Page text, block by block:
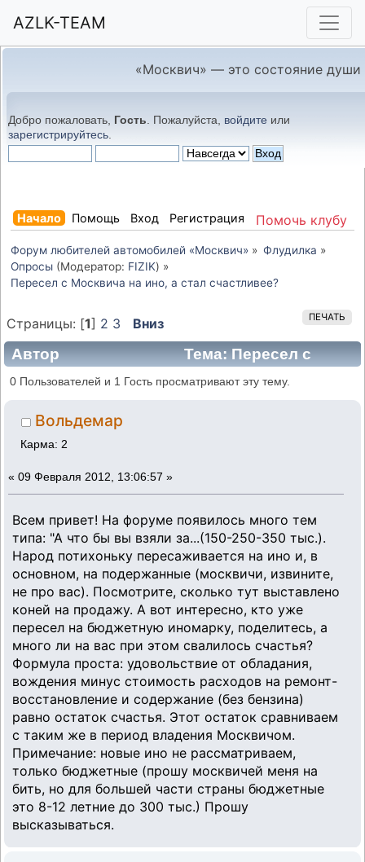
AZLK-TEAM
«Москвич» — это состояние души
Добро пожаловать, Гость . Пожалуйста, войдите или
зарегистрируйтесь
Помочь клубу
Начало Помощь Вход Регистрация
Форум любителей автомобилей «Москвич» » Флудилка »
Опросы (Модератор: FIZIK) »
Пересел с Москвича на ино, а стал счастливее?
ПЕЧАТЬ
Страницы: [1] 2 3 Вниз
Автор
Тема: Пересел с
Москвича на ино, а стал счастливее?
(Прочитано 7309 раз)
0 Пользователей и 1 Гость просматривают эту тему.
Вольдемар
Карма: 2
« 09 Февраля 2012, 13:06:57 »
Всем привет! На форуме появилось много тем
типа: "А что бы вы взяли за...(150-250-350 тыс.).
Народ потихоньку пересаживается на ино и, в
основном, на подержанные (москвичи, извините,
не про вас). Посмотрите, сколько тут выставлено
коней на продажу. А вот интересно, кто уже
пересел на бюджетную иномарку, поделитесь, а
много ли на вас при этом свалилось счастья?
Формула проста: удовольствие от обладания,
вождения минус стоимость расходов на ремонт-
восстановление и содержание (без бензина)
равно остаток счастья. Этот остаток сравниваем
с таким же в период владения Москвичом.
Примечание: новые ино не рассматриваем,
только бюджетные (прошу москвичей меня на
бить, но для большей части страны бюджетные
это 8-12 летние до 300 тыс.) Прошу
высказываться.